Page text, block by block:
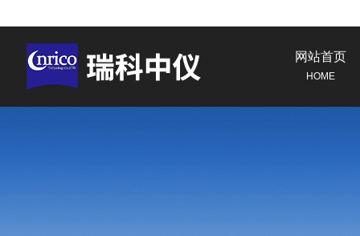
网站首页
HOME